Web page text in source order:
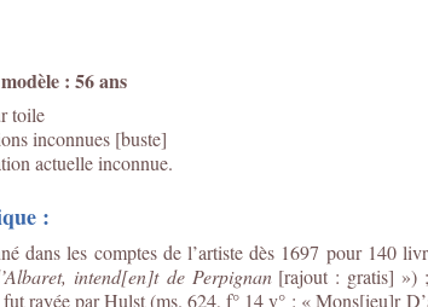
: 56 ans
toile
inconnues [buste]
actuelle inconnue.
:
dans les comptes de l’artiste dès 1697 pour 140
intend[en]t de Perpignan[rajout : gratis] »)
rayée par Hulst (ms. 624, f° 14 v° : « Mons[ieu]r